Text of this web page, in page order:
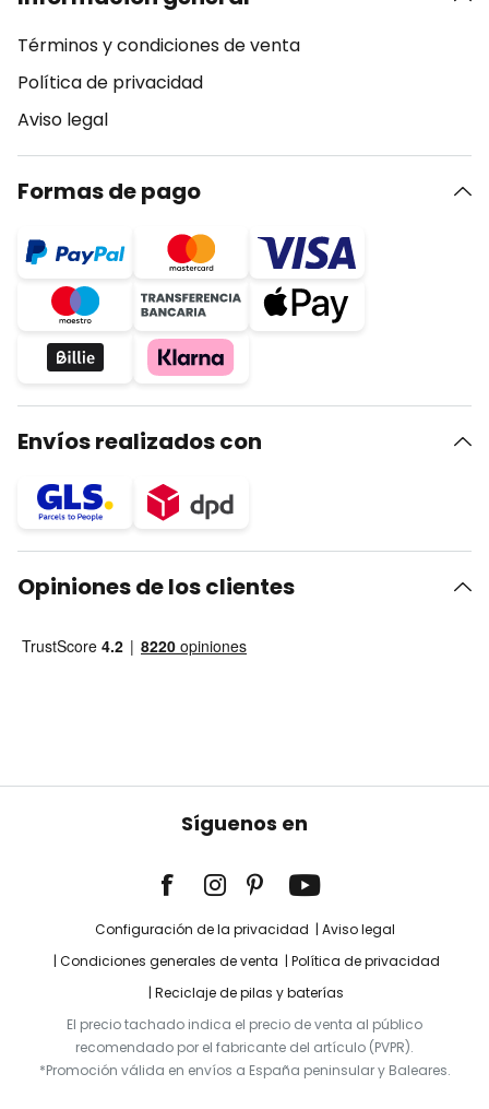
Términos y condiciones de venta
Política de privacidad
Aviso legal
Formas de pago
Envíos realizados con
Opiniones de los clientes
Síguenos en
Configuración de la privacidad
Aviso legal
Condiciones generales de venta
Política de privacidad
Reciclaje de pilas y baterías
El precio tachado indica el precio de venta al público
recomendado por el fabricante del artículo (PVPR).
*Promoción válida en envíos a España peninsular y Baleares.